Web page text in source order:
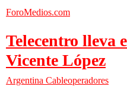
ForoMedios.com
Telecentro lleva
Vicente López
Argentina Cableoperadores